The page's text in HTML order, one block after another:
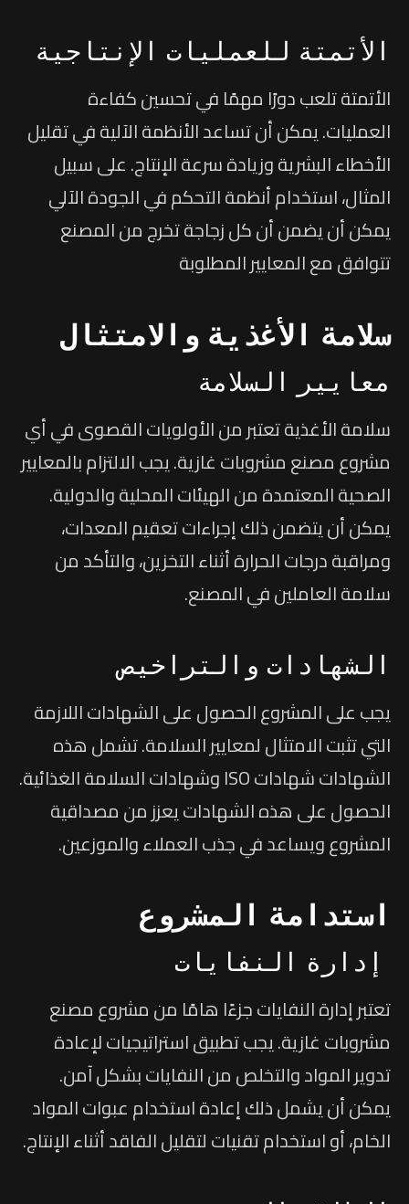
الأتمتة للعمليات الإنتاجية
الأتمتة تلعب دورًا مهمًا في تحسين كفاءة
العمليات. يمكن أن تساعد الأنظمة الآلية في تقليل
الأخطاء البشرية وزيادة سرعة الإنتاج. على سبيل
المثال، استخدام أنظمة التحكم في الجودة الآلي
يمكن أن يضمن أن كل زجاجة تخرج من المصنع
تتوافق مع المعايير المطلوبة
سلامة الأغذية والامتثال
معايير السلامة
سلامة الأغذية تعتبر من الأولويات القصوى في أي
مشروع مصنع مشروبات غازية. يجب الالتزام بالمعايير
الصحية المعتمدة من الهيئات المحلية والدولية.
يمكن أن يتضمن ذلك إجراءات تعقيم المعدات،
ومراقبة درجات الحرارة أثناء التخزين، والتأكد من
سلامة العاملين في المصنع.
الشهادات والتراخيص
يجب على المشروع الحصول على الشهادات اللازمة
التي تثبت الامتثال لمعايير السلامة. تشمل هذه
الشهادات شهادات ISO وشهادات السلامة الغذائية.
الحصول على هذه الشهادات يعزز من مصداقية
المشروع ويساعد في جذب العملاء والموزعين.
استدامة المشروع
إدارة النفايات
تعتبر إدارة النفايات جزءًا هامًا من مشروع مصنع
مشروبات غازية. يجب تطبيق استراتيجيات لإعادة
تدوير المواد والتخلص من النفايات بشكل آمن.
يمكن أن يشمل ذلك إعادة استخدام عبوات المواد
الخام، أو استخدام تقنيات لتقليل الفاقد أثناء الإنتاج.